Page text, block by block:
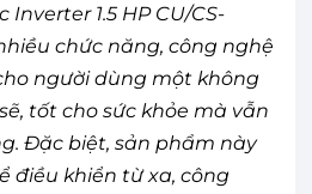
1.5 HP CU/CS-
chức năng, công nghệ
người dùng một không
tốt cho sức khỏe mà vẫn
Đặc biệt, sản phẩm này
điều khiển từ xa, công